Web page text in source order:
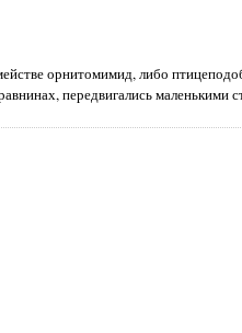
орнитомимид, либо
передвигались маленькими